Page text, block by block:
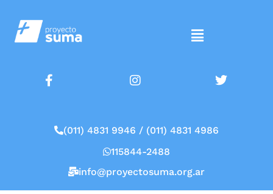
(011) 4831 9946 / (011) 4831 4986
115844-2488
info@proyectosuma.org.ar